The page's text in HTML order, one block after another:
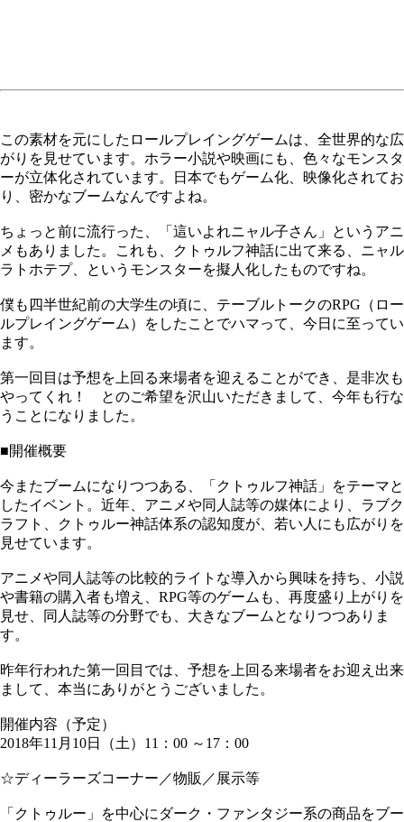
この素材を元にしたロールプレイングゲームは、全世界的な広
がりを見せています。ホラー小説や映画にも、色々なモンスタ
ーが立体化されています。日本でもゲーム化、映像化されてお
り、密かなブームなんですよね。
ちょっと前に流行った、「這いよれニャル子さん」というアニ
メもありました。これも、クトゥルフ神話に出て来る、ニャル
ラトホテプ、というモンスターを擬人化したものですね。
僕も四半世紀前の大学生の頃に、テーブルトークのRPG（ロー
ルプレイングゲーム）をしたことでハマって、今日に至ってい
ます。
第一回目は予想を上回る来場者を迎えることができ、是非次も
やってくれ！ とのご希望を沢山いただきまして、今年も行な
うことになりました。
■開催概要
今またブームになりつつある、「クトゥルフ神話」をテーマと
したイベント。近年、アニメや同人誌等の媒体により、ラブク
ラフト、クトゥルー神話体系の認知度が、若い人にも広がりを
見せています。
アニメや同人誌等の比較的ライトな導入から興味を持ち、小説
や書籍の購入者も増え、RPG等のゲームも、再度盛り上がりを
見せ、同人誌等の分野でも、大きなブームとなりつつありま
す。
昨年行われた第一回目では、予想を上回る来場者をお迎え出来
まして、本当にありがとうございました。
開催内容（予定）
2018年11月10日（土）11：00 ～17：00
☆ディーラーズコーナー／物販／展示等
「クトゥルー」を中心にダーク・ファンタジー系の商品をブー